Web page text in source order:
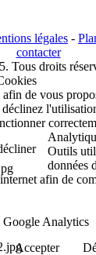
légales -
contacter
Tous droits
de vous
Outils
données
afin de
Google Analytics
Accepter